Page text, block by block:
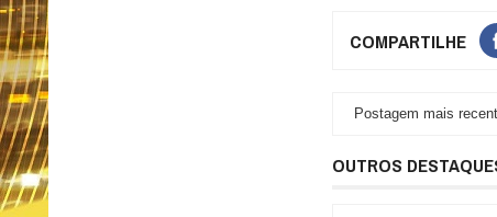
COMPARTILHE
Postagem mais
OUTROS